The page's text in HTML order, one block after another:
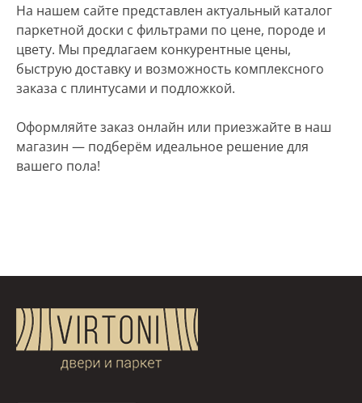
На нашем сайте представлен актуальный каталог
паркетной доски с фильтрами по цене, породе и
цвету. Мы предлагаем конкурентные цены,
быструю доставку и возможность комплексного
заказа с плинтусами и подложкой.
Оформляйте заказ онлайн или приезжайте в наш
магазин — подберём идеальное решение для
вашего пола!